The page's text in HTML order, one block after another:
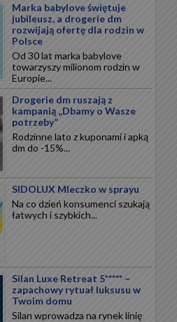
Marka babylove świętuje
jubileusz, a drogerie dm
rozwijają ofertę dla rodzin w
Polsce
Od 30 lat marka babylove
towarzyszy milionom rodzin w
Europie...
Drogerie dm ruszają z
kampanią „Dbamy o Wasze
potrzeby”
Rodzinne lato z kuponami i apką
dm do -15%...
SIDOLUX Mleczko w sprayu
Na co dzień konsumenci szukają
łatwych i szybkich...
Silan Luxe Retreat 5***** –
zapachowy rytuał luksusu w
Twoim domu
Silan wprowadza na rynek linię